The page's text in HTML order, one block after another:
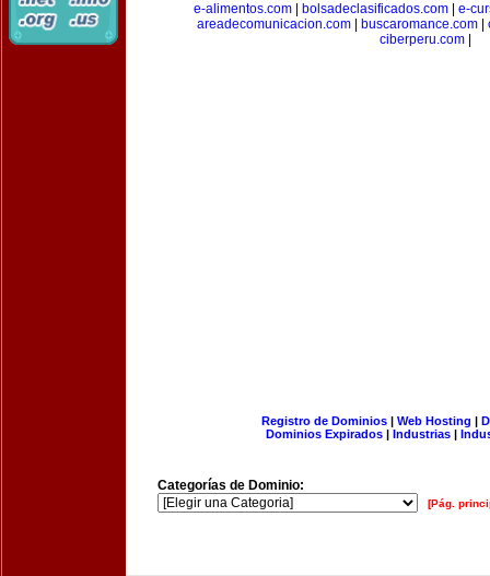
e-alimentos.com| bolsadeclasificados.com| e-
areadecomunicacion.com| buscaromance.com|
ciberperu.com
Registro de Dominios| Web Hosting |
Dominios Expirados | Industrias |
Categorías de Dominio:
[Pág.